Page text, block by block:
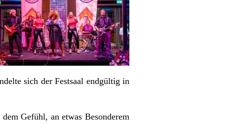
sich der Festsaal endgültig in
Gefühl, an etwas Besonderem